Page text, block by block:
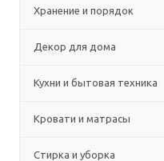
Хранение и порядок
Декор для дома
Кухни и бытовая техника
Кровати и матрасы
Стирка и уборка